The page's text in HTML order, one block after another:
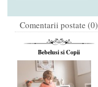
Comentarii postate (0)
Bebelusi si Copii